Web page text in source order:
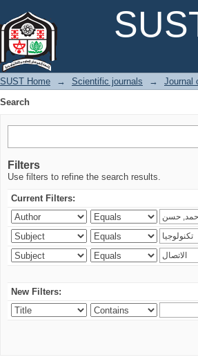
SUST Home → Scientific journals → Journal
Search
Filters
Use filters to refine the search results.
Current Filters:
New Filters: